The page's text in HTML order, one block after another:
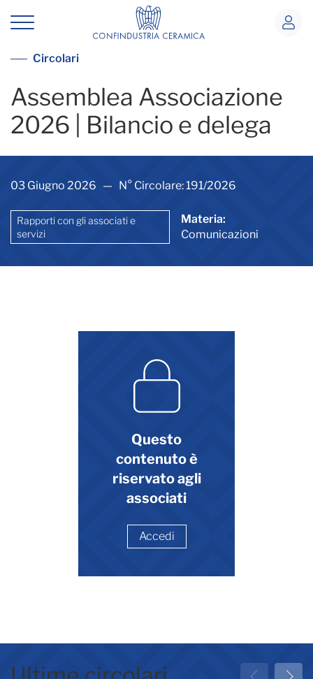
Assemblea Associazione 2026 |
Vedi tutte le circolari
Circolari
Assemblea Associazione
2026 | Bilancio e delega
03 Giugno 2026 — N° Circolare: 191/2026
Rapporti con gli associati e
servizi
Materia:
Comunicazioni
Questo
contenuto è
riservato agli
associati
Accedi